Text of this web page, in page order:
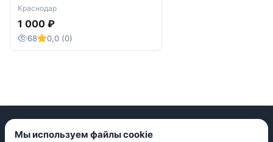
Краснодар
1 000 ₽
68 0,0 (0)
Мы используем файлы cookie